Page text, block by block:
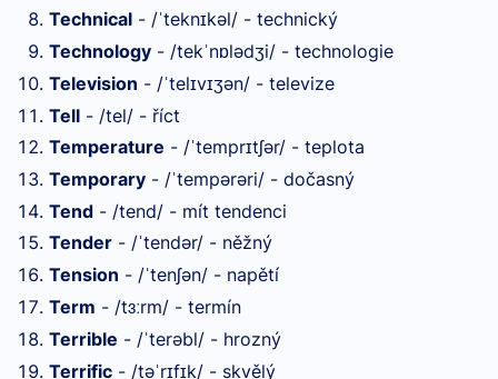
Technical - /ˈteknɪkəl/ - technický
Technology - /tekˈnɒlədʒi/ - technologie
Television - /ˈtelɪvɪʒən/ - televize
Tell - /tel/ - říct
Temperature - /ˈtemprɪtʃər/ - teplota
Temporary - /ˈtempərəri/ - dočasný
Tend - /tend/ - mít tendenci
Tender - /ˈtendər/ - něžný
Tension - /ˈtenʃən/ - napětí
Term - /tɜːrm/ - termín
Terrible - /ˈterəbl/ - hrozný
Terrific - /təˈrɪfɪk/ - skvělý